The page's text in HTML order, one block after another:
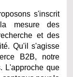
s'inscrit
mesure des
et des
Qu'il s'agisse
B2B, notre
L'approche que